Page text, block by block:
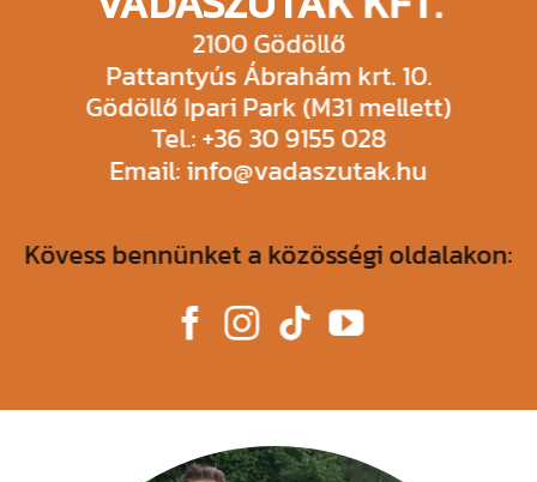
2100 Gödöllő
Pattantyús Ábrahám krt. 10.
Gödöllő Ipari Park (M31 mellett)
Tel.: +36 30 9155 028
Email: info@vadaszutak.hu
Kövess bennünket a közösségi oldalakon: